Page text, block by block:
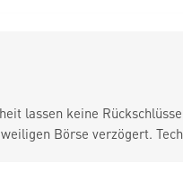
lassen keine
Börse verzögert.